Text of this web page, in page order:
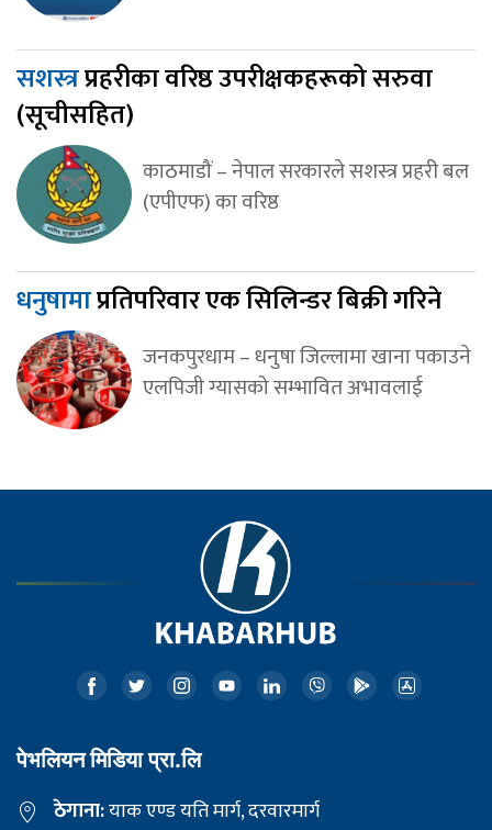
सशस्त्रप्रहरीका वरिष्ठ उपरीक्षकहरूको सरुवा
(सूचीसहित)
काठमाडौं – नेपाल सरकारले सशस्त्र प्रहरी बल
(एपीएफ) का वरिष्ठ
धनुषामाप्रतिपरिवार एक सिलिन्डर बिक्री गरिने
जनकपुरधाम – धनुषा जिल्लामा खाना पकाउने
एलपिजी ग्यासको सम्भावित अभावलाई
पेभलियन मिडिया प्रा.लि
ठेगाना:याक एण्ड यति मार्ग, दरवारमार्ग